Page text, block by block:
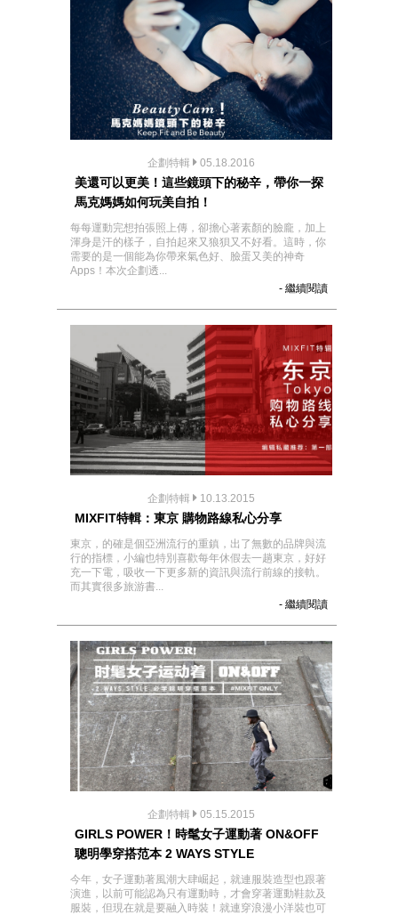
企劃特輯 05.18.2016
美還可以更美！這些鏡頭下的秘辛，帶你一探
馬克媽媽如何玩美自拍！
每每運動完想拍張照上傳，卻擔心著素顏的臉龐，加上
渾身是汗的樣子，自拍起來又狼狽又不好看。這時，你
需要的是一個能為你帶來氣色好、臉蛋又美的神奇
Apps！本次企劃透...
- 繼續閱讀
企劃特輯 10.13.2015
MIXFIT特輯：東京 購物路線私心分享
東京，的確是個亞洲流行的重鎮，出了無數的品牌與流
行的指標，小編也特別喜歡每年休假去一趟東京，好好
充一下電，吸收一下更多新的資訊與流行前線的接軌。
而其實很多旅游書...
- 繼續閱讀
企劃特輯 05.15.2015
GIRLS POWER！時髦女子運動著 ON&OFF
聰明學穿搭范本 2 WAYS STYLE
今年，女子運動著風潮大肆崛起，就連服裝造型也跟著
演進，以前可能認為只有運動時，才會穿著運動鞋款及
服裝，但現在就是要融入時裝！就連穿浪漫小洋裝也可